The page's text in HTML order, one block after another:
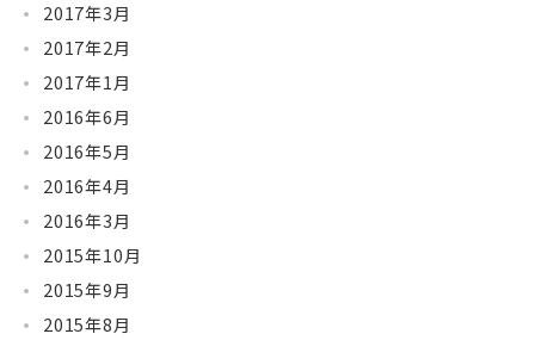
2017年3月
2017年2月
2017年1月
2016年6月
2016年5月
2016年4月
2016年3月
2015年10月
2015年9月
2015年8月